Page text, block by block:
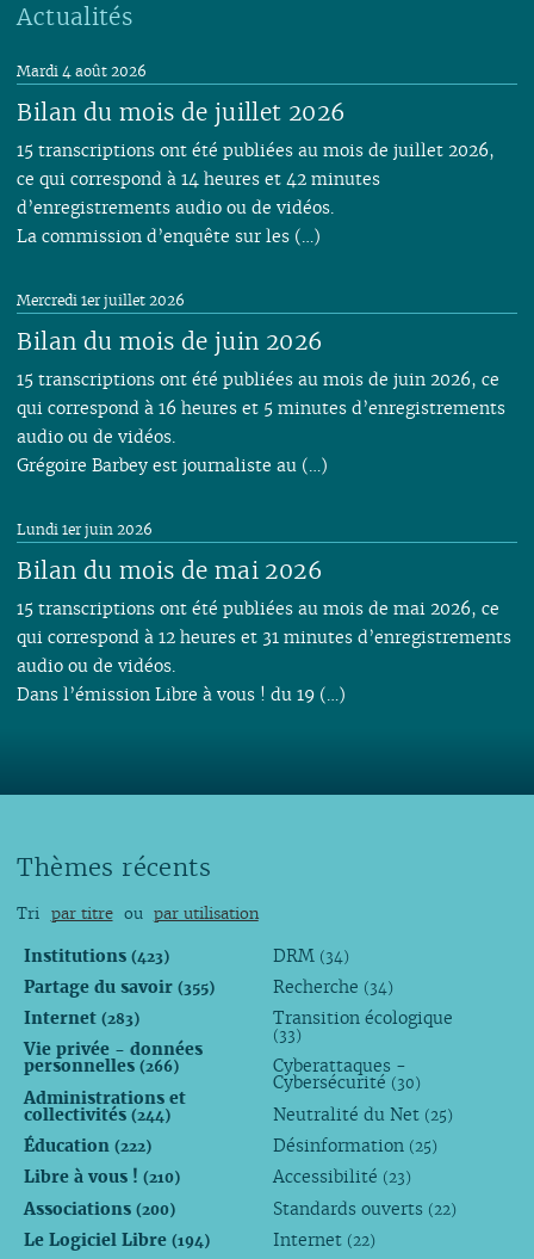
Actualités
Bilan du mois de juillet 2026
Mardi 4 août 2026
15 transcriptions ont été publiées au mois de juillet 2026,
ce qui correspond à 14 heures et 42 minutes
d’enregistrements audio ou de vidéos.
La commission d’enquête sur les (…)
Bilan du mois de juin 2026
Mercredi 1er juillet 2026
15 transcriptions ont été publiées au mois de juin 2026, ce
qui correspond à 16 heures et 5 minutes d’enregistrements
audio ou de vidéos.
Grégoire Barbey est journaliste au (…)
Bilan du mois de mai 2026
Lundi 1er juin 2026
15 transcriptions ont été publiées au mois de mai 2026, ce
qui correspond à 12 heures et 31 minutes d’enregistrements
audio ou de vidéos.
Dans l’émission Libre à vous ! du 19 (…)
Thèmes récents
Tri par titre ou par utilisation
Institutions (423)
Partage du savoir (355)
Internet (283)
Vie privée - données
personnelles (266)
Administrations et
collectivités (244)
Éducation (222)
Libre à vous ! (210)
Associations (200)
Le Logiciel Libre (194)
DRM (34)
Recherche (34)
Transition écologique
(33)
Cyberattaques -
Cybersécurité (30)
Neutralité du Net (25)
Désinformation (25)
Accessibilité (23)
Standards ouverts (22)
Internet (22)